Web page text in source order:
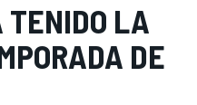
TENIDO LA
DE